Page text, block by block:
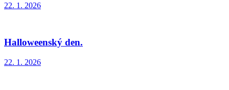
22. 1. 2026
Halloweenský den.
22. 1. 2026